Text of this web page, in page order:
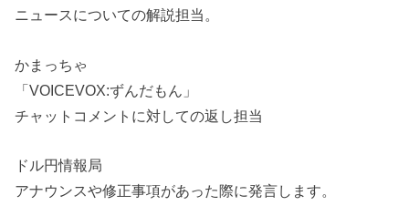
ニュースについての解説担当。
かまっちゃ
「VOICEVOX:ずんだもん」
チャットコメントに対しての返し担当
ドル円情報局
アナウンスや修正事項があった際に発言します。